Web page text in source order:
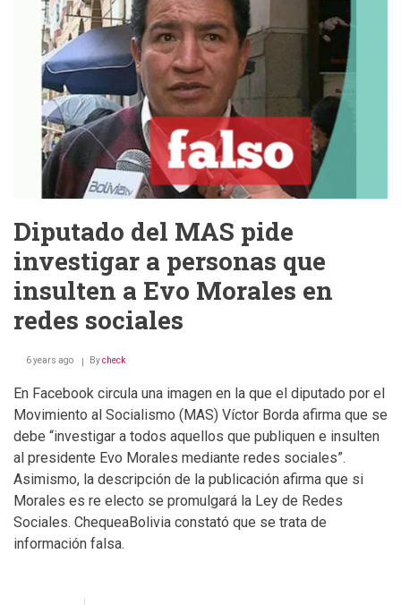
para
cometer
actos
violentos
Diputado del MAS pide
investigar a personas que
insulten a Evo Morales en
redes sociales
6 years ago Bycheck
En Facebook circula una imagen en la que el diputado por el
Movimiento al Socialismo (MAS) Víctor Borda afirma que se
debe “investigar a todos aquellos que publiquen e insulten
al presidente Evo Morales mediante redes sociales”.
Asimismo, la descripción de la publicación afirma que si
Morales es re electo se promulgará la Ley de Redes
Sociales. ChequeaBolivia constató que se trata de
información falsa.